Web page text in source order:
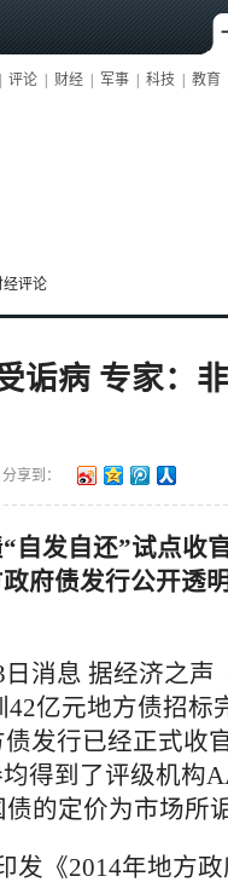
评论 财经 军事 科技 教育
经评论
诟病 专家：
分享到：
“自发自还”试点收
府债发行公开透
消息 据经济之声
亿元地方债招标
发行已经正式收
得到了评级机构
的定价为市场所
《2014年地方政